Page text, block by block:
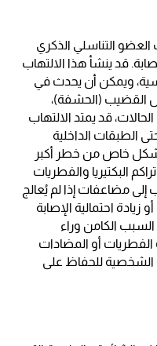
التناسلي الذكري
قد ينشأ هذا الالتهاب
ويمكن أن يحدث في
القضيب (الحشفة)،
قد يمتد الالتهاب
الطبقات الداخلية
بشكل خاص من خطر أكبر
البكتيريا والفطريات
مضاعفات إذا لم يُعالج
احتمالية الإصابة
الكامن وراء
أو المضادات
الشخصية للحفاظ على